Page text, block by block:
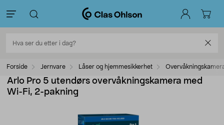
Forside Jernvare Låser og hjemmesikkerhet
Arlo Pro 5 utendørs overvåkningskamera med
Wi-Fi, 2-pakning